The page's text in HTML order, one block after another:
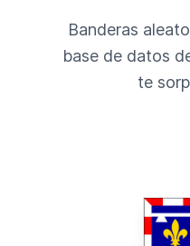
Banderas
base de datos
te